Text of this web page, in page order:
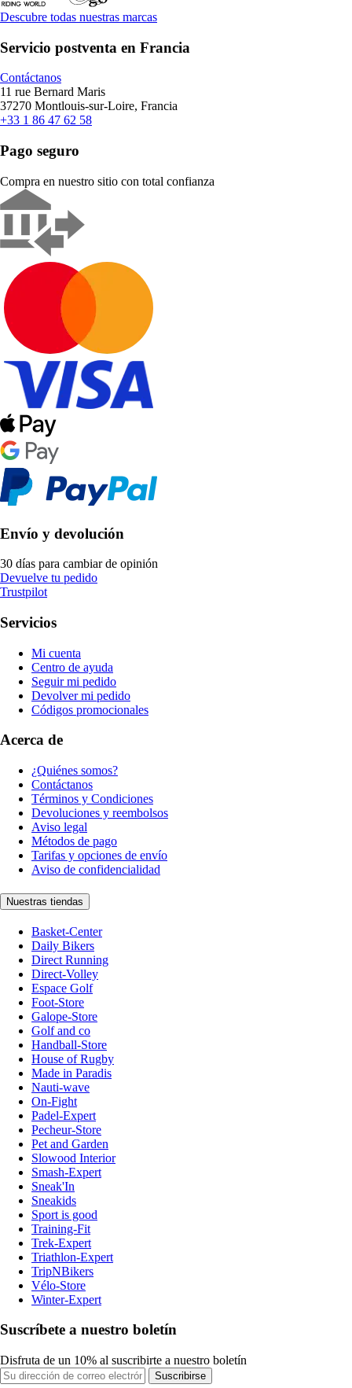
Descubre todas nuestras marcas
Servicio postventa en Francia
Contáctanos
11 rue Bernard Maris
37270 Montlouis-sur-Loire, Francia
+33 1 86 47 62 58
Pago seguro
Compra en nuestro sitio con total confianza
Envío y devolución
30 días para cambiar de opinión
Devuelve tu pedido
Trustpilot
Servicios
Mi cuenta
Centro de ayuda
Seguir mi pedido
Devolver mi pedido
Códigos promocionales
Acerca de
¿Quiénes somos?
Contáctanos
Términos y Condiciones
Devoluciones y reembolsos
Aviso legal
Métodos de pago
Tarifas y opciones de envío
Aviso de confidencialidad
Nuestras tiendas
Basket-Center
Daily Bikers
Direct Running
Direct-Volley
Espace Golf
Foot-Store
Galope-Store
Golf and co
Handball-Store
House of Rugby
Made in Paradis
Nauti-wave
On-Fight
Padel-Expert
Pecheur-Store
Pet and Garden
Slowood Interior
Smash-Expert
Sneak'In
Sneakids
Sport is good
Training-Fit
Trek-Expert
Triathlon-Expert
TripNBikers
Vélo-Store
Winter-Expert
Suscríbete a nuestro boletín
Disfruta de un 10% al suscribirte a nuestro boletín
Suscribirse